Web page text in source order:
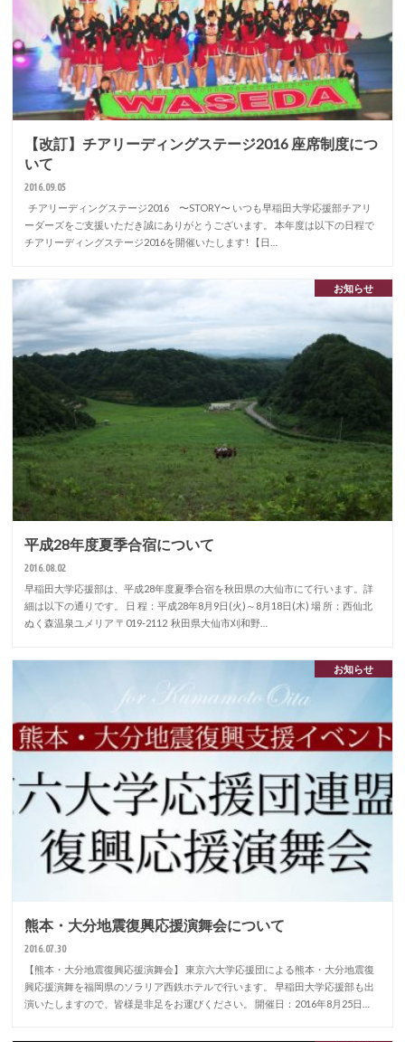
【改訂】チアリーディングステージ2016 座席制度につ
いて
2016.09.05
チアリーディングステージ2016 〜STORY〜 いつも早稲田大学応援部チアリ
ーダーズをご支援いただき誠にありがとうございます。 本年度は以下の日程で
チアリーディングステージ2016を開催いたします! 【日…
お知らせ
平成28年度夏季合宿について
2016.08.02
早稲田大学応援部は、平成28年度夏季合宿を秋田県の大仙市にて行います。詳
細は以下の通りです。 日 程：平成28年8月9日(火)～8月18日(木) 場 所：西仙北
ぬく森温泉ユメリア 〒019-2112 秋田県大仙市刈和野…
お知らせ
熊本・大分地震復興応援演舞会について
2016.07.30
【熊本・大分地震復興応援演舞会】 東京六大学応援団による熊本・大分地震復
興応援演舞を福岡県のソラリア西鉄ホテルで行います。 早稲田大学応援部も出
演いたしますので、皆様是非足をお運びください。 開催日：2016年8月25日…